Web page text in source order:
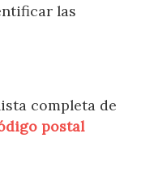
las
completa de
postal